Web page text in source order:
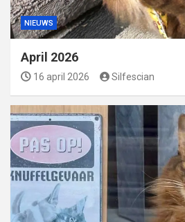
NIEUWS
April 2026
16 april 2026 Silfescian